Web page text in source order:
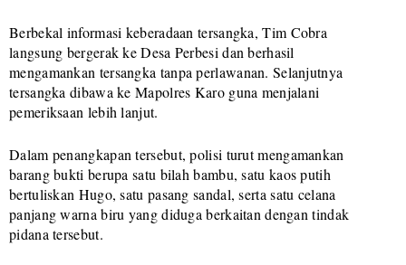
Berbekal informasi keberadaan tersangka, Tim Cobra
langsung bergerak ke Desa Perbesi dan berhasil
mengamankan tersangka tanpa perlawanan. Selanjutnya
tersangka dibawa ke Mapolres Karo guna menjalani
pemeriksaan lebih lanjut.
Dalam penangkapan tersebut, polisi turut mengamankan
barang bukti berupa satu bilah bambu, satu kaos putih
bertuliskan Hugo, satu pasang sandal, serta satu celana
panjang warna biru yang diduga berkaitan dengan tindak
pidana tersebut.